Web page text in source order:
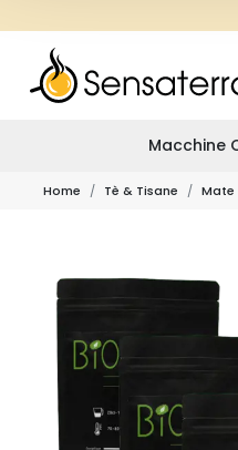
Macchine
Home Tè & Tisane Mate